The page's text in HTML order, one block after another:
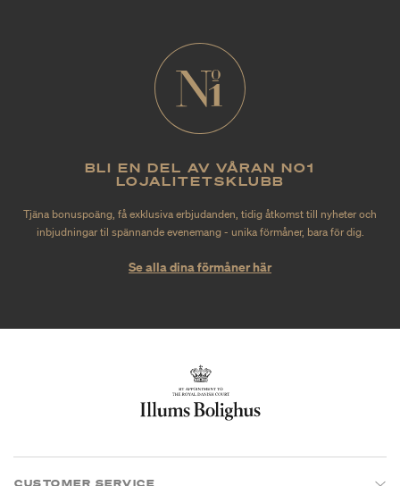
BLI EN DEL AV VÅRAN NO1
LOJALITETSKLUBB
Tjäna bonuspoäng, få exklusiva erbjudanden, tidig åtkomst till nyheter och
inbjudningar til spännande evenemang - unika förmåner, bara för dig.
Se alla dina förmåner här